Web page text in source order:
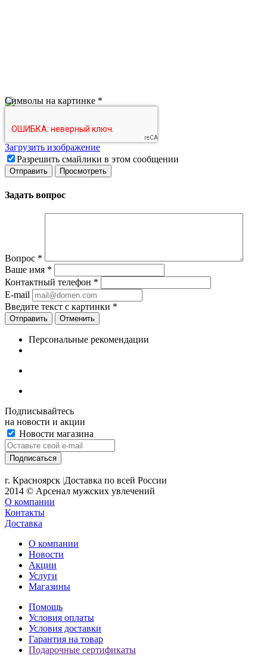
Символы на картинке *
Загрузить изображение
Разрешить смайлики в этом сообщении
Задать вопрос
Вопрос *
Ваше имя *
Контактный телефон *
E-mail
Введите текст с картинки *
Отменить
Персональные рекомендации
Подписывайтесь
на новости и акции
Новости магазина
г. Красноярск |Доставка по всей России
2014 © Арсенал мужских увлечений
О компании
Контакты
Доставка
О компании
Новости
Акции
Услуги
Магазины
Помощь
Условия оплаты
Условия доставки
Гарантия на товар
Подарочные сертификаты